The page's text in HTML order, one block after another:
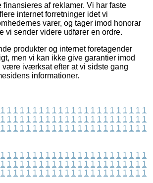
finansieres af reklamer. Vi har faste
internet forretninger idet vi
varer, og tager imod honorar
vi sender videre udfører en ordre.
produkter og internet foretagender
men vi kan ikke give garantier imod
iværksat efter at vi sidste gang
informationer.
1 1 1 1 1 1 1 1 1 1 1 1 1 1 1 1 1 1 1 1 1 1 1
1 1 1 1 1 1 1 1 1 1 1 1 1 1 1 1 1 1 1 1 1 1 1
1 1 1 1 1 1 1 1 1 1 1 1 1 1 1 1 1 1 1 1 1 1 1
1 1 1 1 1 1 1 1 1 1 1 1 1 1 1 1 1 1 1 1 1 1 1
1 1 1 1 1 1 1 1 1 1 1 1 1 1 1 1 1 1 1 1 1 1 1
1 1 1 1 1 1 1 1 1 1 1 1 1 1 1 1 1 1 1 1 1 1 1